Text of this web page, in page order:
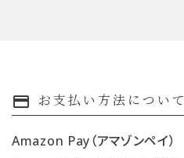
payment お支払い方法について
Amazon Pay（アマゾンペイ）